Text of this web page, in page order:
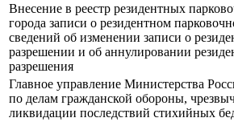
Внесение в реестр резидентных
города записи о резидентном
сведений об изменении записи о
разрешении и об аннулировании
разрешения
Главное управление Министерства
по делам гражданской обороны,
ликвидации последствий стихийных